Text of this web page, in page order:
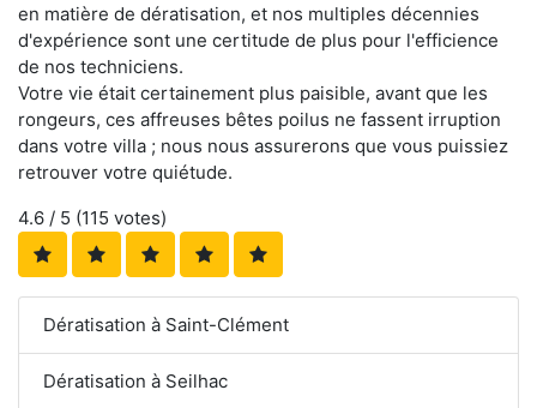
en matière de dératisation, et nos multiples décennies
d'expérience sont une certitude de plus pour l'efficience
de nos techniciens.
Votre vie était certainement plus paisible, avant que les
rongeurs, ces affreuses bêtes poilus ne fassent irruption
dans votre villa ; nous nous assurerons que vous puissiez
retrouver votre quiétude.
4.6 / 5 (115 votes)
Dératisation à Saint-Clément
Dératisation à Seilhac